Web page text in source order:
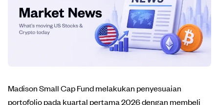
Madison Small Cap Fund melakukan penyesuaian
portofolio pada kuartal pertama 2026 dengan membeli